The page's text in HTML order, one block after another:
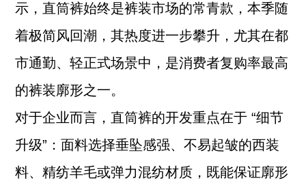
示，直筒裤始终是裤装市场的常青款，本季随
着极简风回潮，其热度进一步攀升，尤其在都
市通勤、轻正式场景中，是消费者复购率最高
的裤装廓形之一。
对于企业而言，直筒裤的开发重点在于 “细节
升级”：面料选择垂坠感强、不易起皱的西装
料、精纺羊毛或弹力混纺材质，既能保证廓形